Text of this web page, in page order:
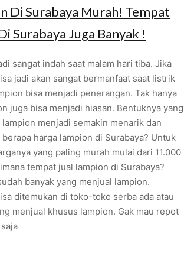
Di Surabaya Murah! Tempat
Surabaya Juga Banyak !
sangat indah saat malam hari tiba. Jika
jadi akan sangat bermanfaat saat listrik
bisa menjadi penerangan. Tak hanya
juga bisa menjadi hiasan. Bentuknya yang
menjadi semakin menarik dan
harga lampion di Surabaya? Untuk
yang paling murah mulai dari 11.000
tempat jual lampion di Surabaya?
banyak yang menjual lampion.
ditemukan di toko-toko serba ada atau
menjual khusus lampion. Gak mau repot